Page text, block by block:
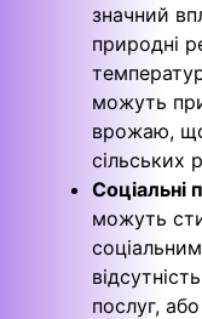
значний
природні
можуть
врожаю,
сільських
Соціальні
можуть
послуг,